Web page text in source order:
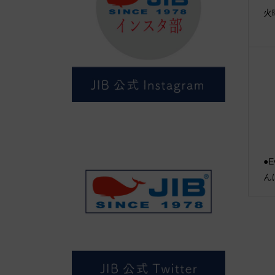
火
ん